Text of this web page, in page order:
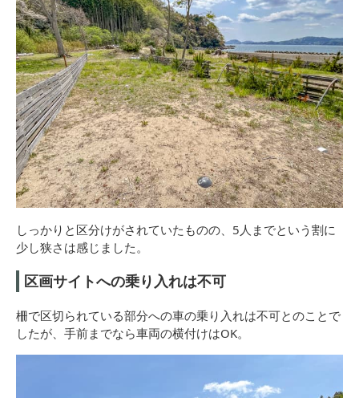
しっかりと区分けがされていたものの、5人までという割に
少し狭さは感じました。
区画サイトへの乗り入れは不可
柵で区切られている部分への車の乗り入れは不可とのことで
したが、手前までなら車両の横付けはOK。